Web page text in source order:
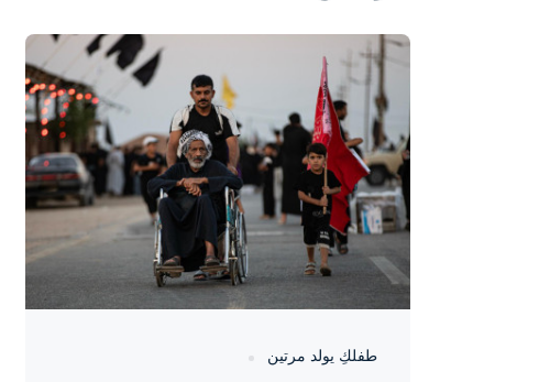
واحة المرأة
منذ 20 ساعة
طفلكِ يولد مرتين